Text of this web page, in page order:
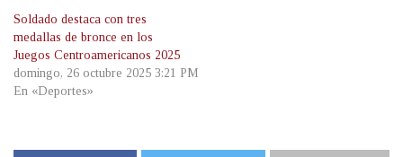
Soldado destaca con tres
medallas de bronce en los
Juegos Centroamericanos 2025
domingo, 26 octubre 2025 3:21 PM
En «Deportes»